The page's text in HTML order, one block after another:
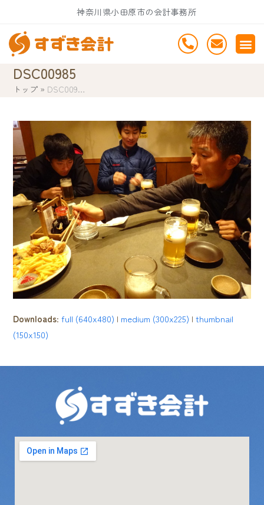
content
神奈川県小田原市の会計事務所
DSC00985
トップ » DSC009…
Downloads:full (640x480) | medium (300x225) |thumbnail
(150x150)